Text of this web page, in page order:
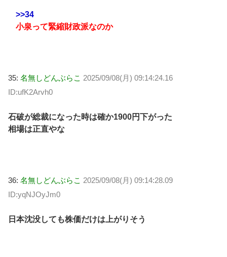
>>34
小泉って緊縮財政派なのか
35: 名無しどんぶらこ 2025/09/08(月) 09:14:24.16
ID:ufK2Arvh0
石破が総裁になった時は確か1900円下がった
相場は正直やな
36: 名無しどんぶらこ 2025/09/08(月) 09:14:28.09
ID:yqNJOyJm0
日本沈没しても株価だけは上がりそう